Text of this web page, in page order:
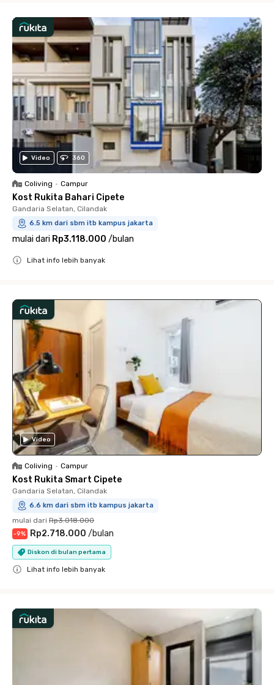
Video 360
Coliving • Campur
Kost Rukita Bahari Cipete
Gandaria Selatan, Cilandak
6.5 km dari sbm itb kampus jakarta
mulai dari Rp3.118.000 /bulan
Lihat info lebih banyak
Video
Coliving • Campur
Kost Rukita Smart Cipete
Gandaria Selatan, Cilandak
6.6 km dari sbm itb kampus jakarta
mulai dari Rp3.018.000
-9% Rp2.718.000 /bulan
Diskon di bulan pertama
Lihat info lebih banyak